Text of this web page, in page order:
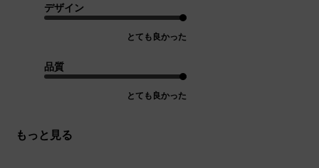
デザイン
とても良かった
品質
とても良かった
もっと見る